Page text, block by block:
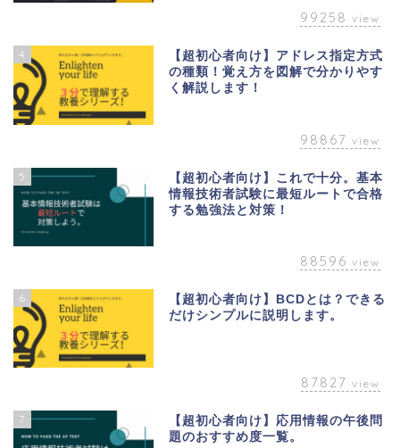
99258 view
4
【超初心者向け】アドレス指定方式
の種類！覚え方を図解で分かりやす
く解説します！
98867 view
5
【超初心者向け】これで十分。基本
情報技術者試験に最短ルートで合格
する勉強法と対策！
88596 view
6
【超初心者向け】BCDとは？できる
だけシンプルに説明します。
87827 view
7
【超初心者向け】応用情報の午後問
題のおすすめ度一覧。